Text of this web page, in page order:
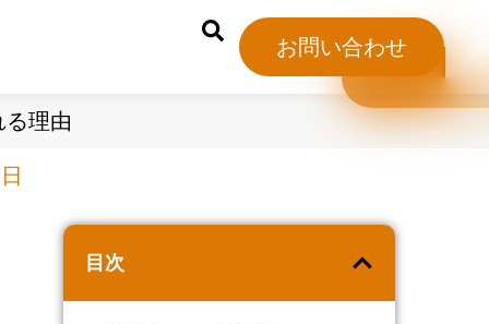
お問い合わせ
理由
目次